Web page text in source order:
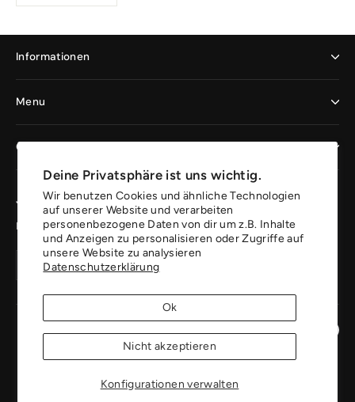
Deine Privatsphäre ist uns wichtig.
Wir benutzen Cookies und ähnliche Technologien
auf unserer Website und verarbeiten
personenbezogene Daten von dir um z.B. Inhalte
und Anzeigen zu personalisieren oder Zugriffe auf
unsere Website zu analysieren
Datenschutzerklärung
Konfigurationen verwalten
Ok
Nicht akzeptieren
Informationen
Menu
Geschäftskunden
Jetzt registrieren und profitieren
Erhalte 10% auf deine erste Bestellung.
Adresse
erstellenKonto